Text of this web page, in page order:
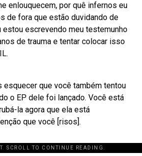
enlouquecem, por quê infernos eu
de fora que estão duvidando de
estou escrevendo meu testemunho
de trauma e tentar colocar isso
esquecer que você também tentou
o EP dele foi lançado. Você está
la agora que ela está
que você [risos].
SCROLL TO CONTINUE READING.